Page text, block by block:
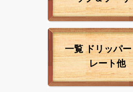
一覧 ドリッパ
レート他